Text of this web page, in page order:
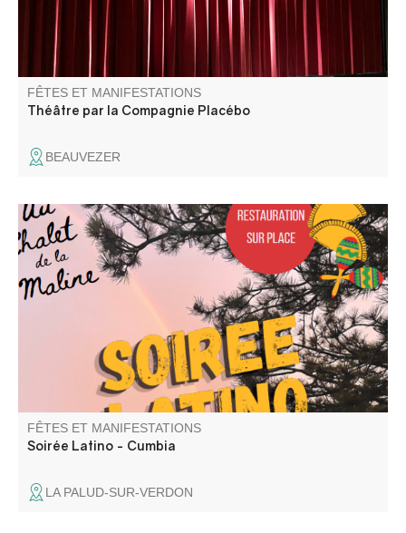
FÊTES ET MANIFESTATIONS
Théâtre par la Compagnie Placébo
BEAUVEZER
Venez passer une bonne soirée Latino-Cumbia au Chalet
de la Maline avec DJ Uman ! Nous vous attendons
nombreux
FÊTES ET MANIFESTATIONS
Soirée Latino - Cumbia
LA PALUD-SUR-VERDON